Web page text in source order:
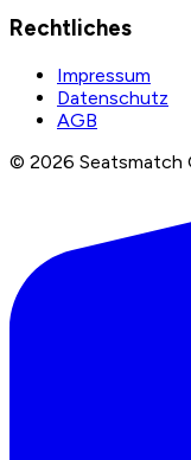
Rechtliches
Impressum
Datenschutz
AGB
© 2026 Seatsmatch